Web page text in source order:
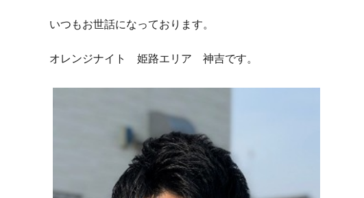
いつもお世話になっております。
オレンジナイト 姫路エリア 神吉です。